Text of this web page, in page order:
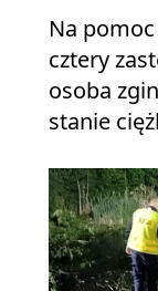
Na
cztery
osoba
stanie